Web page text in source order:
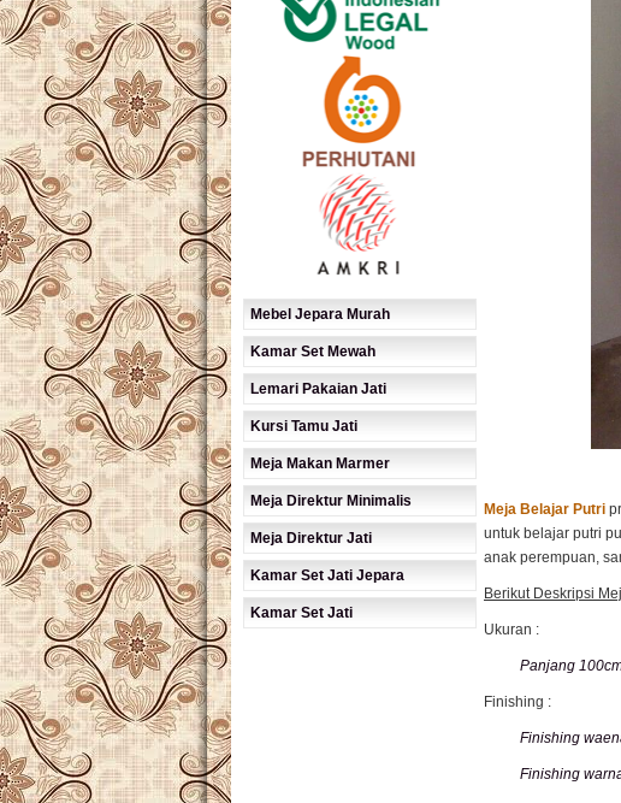
Mebel Jepara Murah
Kamar Set Mewah
Lemari Pakaian Jati
Kursi Tamu Jati
Meja Makan Marmer
Meja Direktur Minimalis
Meja Direktur Jati
Kamar Set Jati Jepara
Kamar Set Jati
Meja Belajar Putri
untuk belajar putri
anak perempuan,
Berikut Deskripsi
Ukuran :
Panjang
Finishing :
Finishing
Finishing